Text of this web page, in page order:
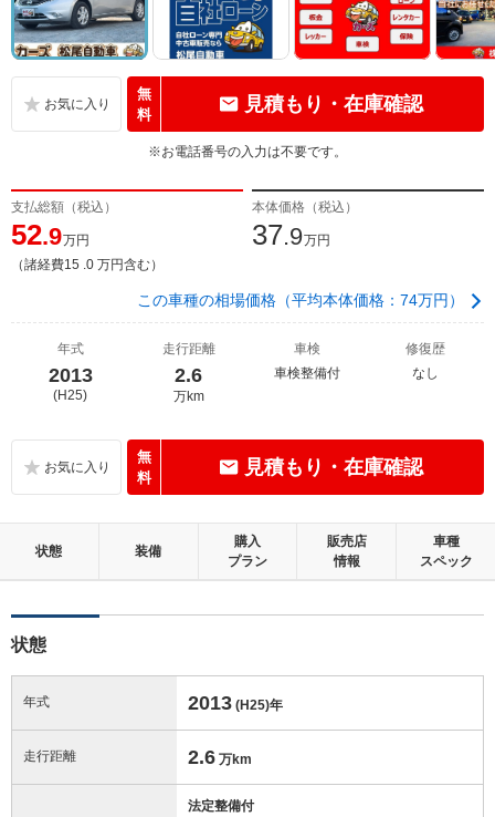
無
料
見積もり・在庫確認
※お電話番号の入力は不要です。
支払総額（税込）
52.9万円
（諸経費15 .0 万円含む）
本体価格（税込）
37.9万円
この車種の相場価格（平均本体価格：74万円）
年式
2013
(H25)
走行距離
2.6
万km
車検
車検整備付
修復歴
なし
無
料
見積もり・在庫確認
状態 装備
購入
プラン
販売店
情報
車種
スペック
状態
年式 2013 (H25)年
走行距離 2.6 万km
法定整備付